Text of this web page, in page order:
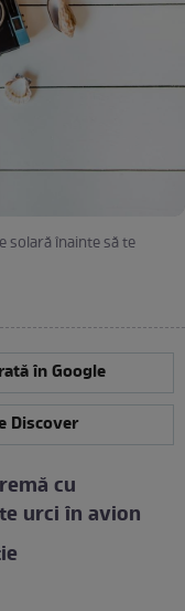
solară înainte să te
în Google
Discover
cu
urci în avion